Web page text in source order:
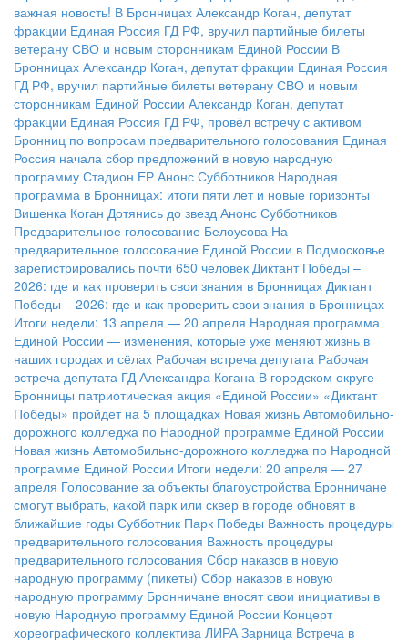
важная новость! В Бронницах Александр Коган, депутат
фракции Единая Россия ГД РФ, вручил партийные билеты
ветерану СВО и новым сторонникам Единой России В
Бронницах Александр Коган, депутат фракции Единая Россия
ГД РФ, вручил партийные билеты ветерану СВО и новым
сторонникам Единой России Александр Коган, депутат
фракции Единая Россия ГД РФ, провёл встречу с активом
Бронниц по вопросам предварительного голосования Единая
Россия начала сбор предложений в новую народную
программу Стадион ЕР Анонс Субботников Народная
программа в Бронницах: итоги пяти лет и новые горизонты
Вишенка Коган Дотянись до звезд Анонс Субботников
Предварительное голосование Белоусова На
предварительное голосование Единой России в Подмосковье
зарегистрировались почти 650 человек Диктант Победы –
2026: где и как проверить свои знания в Бронницах Диктант
Победы – 2026: где и как проверить свои знания в Бронницах
Итоги недели: 13 апреля — 20 апреля Народная программа
Единой России — изменения, которые уже меняют жизнь в
наших городах и сёлах Рабочая встреча депутата Рабочая
встреча депутата ГД Александра Когана В городском округе
Бронницы патриотическая акция «Единой России» «Диктант
Победы» пройдет на 5 площадках Новая жизнь Автомобильно-
дорожного колледжа по Народной программе Единой России
Новая жизнь Автомобильно-дорожного колледжа по Народной
программе Единой России Итоги недели: 20 апреля — 27
апреля Голосование за объекты благоустройства Бронничане
смогут выбрать, какой парк или сквер в городе обновят в
ближайшие годы Субботник Парк Победы Важность процедуры
предварительного голосования Важность процедуры
предварительного голосования Сбор наказов в новую
народную программу (пикеты) Сбор наказов в новую
народную программу Бронничане вносят свои инициативы в
новую Народную программу Единой России Концерт
хореографического коллектива ЛИРА Зарница Встреча в